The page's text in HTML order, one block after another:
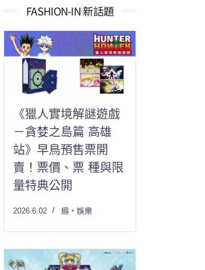
果：
FASHION-IN 新話題
《獵人實境解謎遊戲
－貪婪之島篇 高雄
站》早鳥預售票開
賣！票價、票 種與限
量特典公開
2026.6.02 癮・娛樂